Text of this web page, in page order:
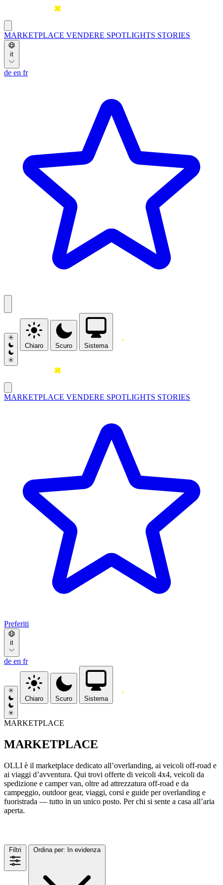
MARKETPLACE VENDERE SPOTLIGHTS STORIES
it
de en fr
Chiaro Scuro Sistema
MARKETPLACE VENDERE SPOTLIGHTS STORIES
Preferiti
it
de en fr
Chiaro Scuro Sistema
MARKETPLACE
MARKETPLACE
OLLI è il marketplace dedicato all’overlanding, ai veicoli off-road e
ai viaggi d’avventura. Qui trovi offerte di veicoli 4x4, veicoli da
spedizione e camper van, oltre ad attrezzatura off-road e da
campeggio, outdoor gear, viaggi, corsi e guide per overlanding e
fuoristrada — tutto in un unico posto. Per chi si sente a casa all’aria
aperta.
Filtri Ordina per: In evidenza